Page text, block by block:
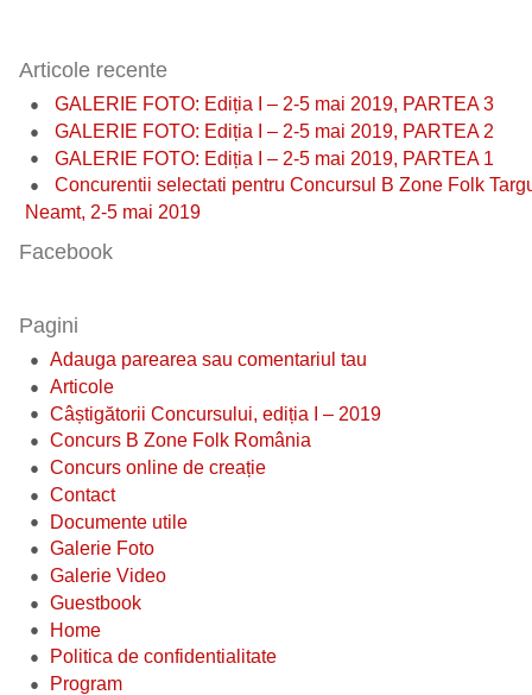
Articole recente
GALERIE FOTO: Ediția I – 2-5 mai 2019, PARTEA 3
GALERIE FOTO: Ediția I – 2-5 mai 2019, PARTEA 2
GALERIE FOTO: Ediția I – 2-5 mai 2019, PARTEA 1
Concurentii selectati pentru Concursul B Zone Folk
Neamt, 2-5 mai 2019
Facebook
Pagini
Adauga parearea sau comentariul tau
Articole
Câștigătorii Concursului, ediția I – 2019
Concurs B Zone Folk România
Concurs online de creație
Contact
Documente utile
Galerie Foto
Galerie Video
Guestbook
Home
Politica de confidentialitate
Program